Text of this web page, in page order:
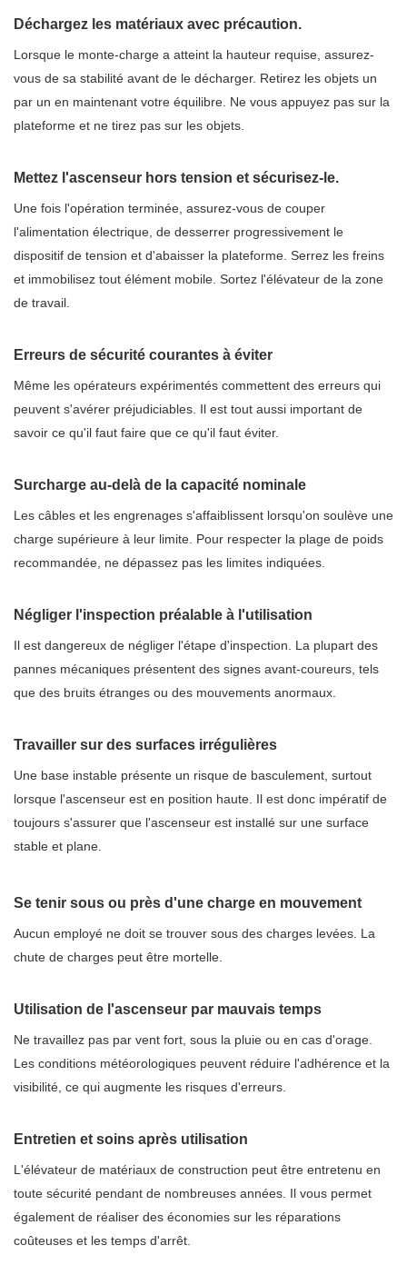
Déchargez les matériaux avec précaution.
Lorsque le monte-charge a atteint la hauteur requise, assurez-
vous de sa stabilité avant de le décharger. Retirez les objets un
par un en maintenant votre équilibre. Ne vous appuyez pas sur la
plateforme et ne tirez pas sur les objets.
Mettez l'ascenseur hors tension et sécurisez-le.
Une fois l'opération terminée, assurez-vous de couper
l'alimentation électrique, de desserrer progressivement le
dispositif de tension et d'abaisser la plateforme. Serrez les freins
et immobilisez tout élément mobile. Sortez l'élévateur de la zone
de travail.
Erreurs de sécurité courantes à éviter
Même les opérateurs expérimentés commettent des erreurs qui
peuvent s'avérer préjudiciables. Il est tout aussi important de
savoir ce qu'il faut faire que ce qu'il faut éviter.
Surcharge au-delà de la capacité nominale
Les câbles et les engrenages s'affaiblissent lorsqu'on soulève une
charge supérieure à leur limite. Pour respecter la plage de poids
recommandée, ne dépassez pas les limites indiquées.
Négliger l'inspection préalable à l'utilisation
Il est dangereux de négliger l'étape d'inspection. La plupart des
pannes mécaniques présentent des signes avant-coureurs, tels
que des bruits étranges ou des mouvements anormaux.
Travailler sur des surfaces irrégulières
Une base instable présente un risque de basculement, surtout
lorsque l'ascenseur est en position haute. Il est donc impératif de
toujours s'assurer que l'ascenseur est installé sur une surface
stable et plane.
Se tenir sous ou près d'une charge en mouvement
Aucun employé ne doit se trouver sous des charges levées. La
chute de charges peut être mortelle.
Utilisation de l'ascenseur par mauvais temps
Ne travaillez pas par vent fort, sous la pluie ou en cas d'orage.
Les conditions météorologiques peuvent réduire l'adhérence et la
visibilité, ce qui augmente les risques d'erreurs.
Entretien et soins après utilisation
L'élévateur de matériaux de construction peut être entretenu en
toute sécurité pendant de nombreuses années. Il vous permet
également de réaliser des économies sur les réparations
coûteuses et les temps d'arrêt.